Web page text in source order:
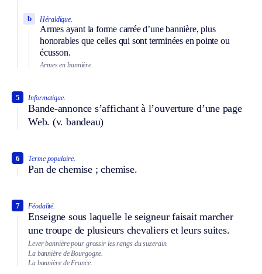
Héraldique.
Armes ayant la forme carrée d’une bannière, plus
honorables que celles qui sont terminées en pointe ou
écusson.
b
Armes en bannière.
Informatique.
Bande-annonce s’affichant à l’ouverture d’une page
Web. (v. bandeau)
5
Terme populaire.
Pan de chemise ; chemise.
6
Féodalité.
Enseigne sous laquelle le seigneur faisait marcher
une troupe de plusieurs chevaliers et leurs suites.
7
Lever bannière pour grossir les rangs du suzerain.
La bannière de Bourgogne.
La bannière de France.